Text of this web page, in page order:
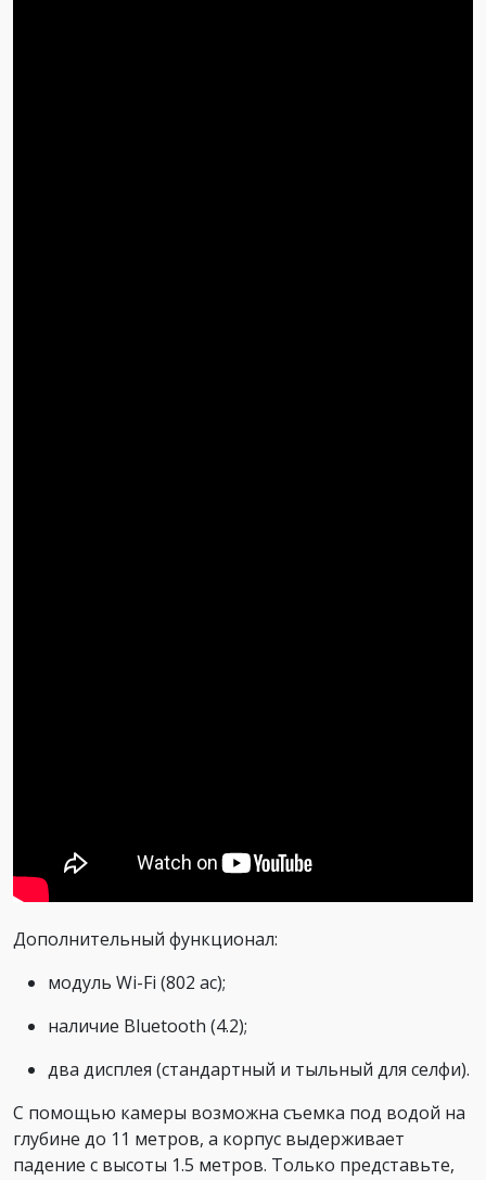
Дополнительный функционал:
модуль Wi-Fi (802 ас);
наличие Bluetooth (4.2);
два дисплея (стандартный и тыльный для селфи).
С помощью камеры возможна съемка под водой на
глубине до 11 метров, а корпус выдерживает
падение с высоты 1.5 метров. Только представьте,